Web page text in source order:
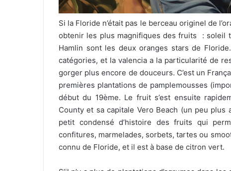
Si la Floride n’était pas le berceau originel de
obtenir les plus magnifiques des fruits : soleil
Hamlin sont les deux oranges stars de
catégories, et la valencia a la particularité de
gorger plus encore de douceurs. C’est un
premières plantations de pamplemousses
début du 19ème. Le fruit s’est ensuite
County et sa capitale Vero Beach (un peu
petit condensé d’histoire des fruits qui
confitures, marmelades, sorbets, tartes ou
connu de Floride, et il est à base de citron vert.